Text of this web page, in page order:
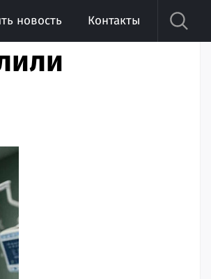
новость Контакты